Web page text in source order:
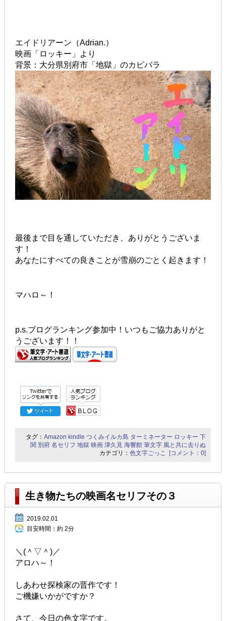
エイドリアーン（Adrian.）
映画「ロッキー」より
背景：大分県別府市「地獄」のカピバラ
最後まで目を通していただき、ありがとうございま
す！
あなたにすべての良きことが雪崩のごとく起きます！
マハロ～！
p.s.ブログランキング参加中！いつもご協力ありがと
うございます！！
タグ：Amazon kindle つくみイルカ島 ターミネーター ロッキー 下
関 別府 名セリフ 地獄 映画 津久見 海響館 筆文字 風と共に去りぬ
カテゴリ：色文字ごっこ [コメント：0]
生き物たちの映画名セリフその３
2019.02.01
目安時間： 約 2分
＼(＾▽＾)／
アロハ～！
しあわせ探検家の晋作です！
ご機嫌いかがですか？
さて、今日の色文字です。